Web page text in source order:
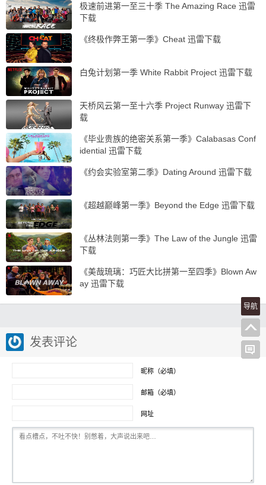
极速前进第一至三十季 The Amazing Race 迅雷
下载
《终极作弊王第一季》Cheat 迅雷下载
白兔计划第一季 White Rabbit Project 迅雷下载
天桥风云第一至十六季 Project Runway 迅雷下
载
《毕业贵族的绝密关系第一季》Calabasas Conf
idential 迅雷下载
《约会实验室第二季》Dating Around 迅雷下载
《超越巅峰第一季》Beyond the Edge 迅雷下载
《丛林法则第一季》The Law of the Jungle 迅雷
下载
《美哉琉璃：巧匠大比拼第一至四季》Blown Aw
ay 迅雷下载
发表评论
昵称（必填）
邮箱（必填）
网址
导航